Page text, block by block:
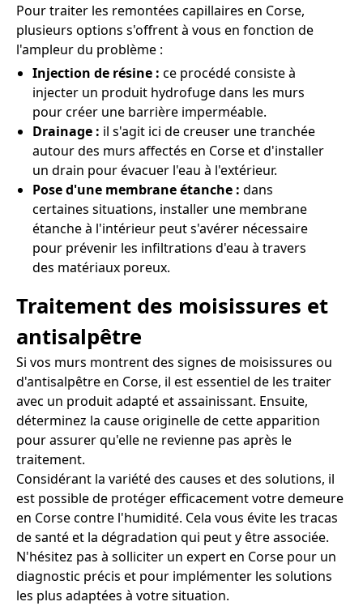
Pour traiter les remontées capillaires en Corse,
plusieurs options s'offrent à vous en fonction de
l'ampleur du problème :
Injection de résine : ce procédé consiste à
injecter un produit hydrofuge dans les murs
pour créer une barrière imperméable.
Drainage : il s'agit ici de creuser une tranchée
autour des murs affectés en Corse et d'installer
un drain pour évacuer l'eau à l'extérieur.
Pose d'une membrane étanche : dans
certaines situations, installer une membrane
étanche à l'intérieur peut s'avérer nécessaire
pour prévenir les infiltrations d'eau à travers
des matériaux poreux.
Traitement des moisissures et
antisalpêtre
Si vos murs montrent des signes de moisissures ou
d'antisalpêtre en Corse, il est essentiel de les traiter
avec un produit adapté et assainissant. Ensuite,
déterminez la cause originelle de cette apparition
pour assurer qu'elle ne revienne pas après le
traitement.
Considérant la variété des causes et des solutions, il
est possible de protéger efficacement votre demeure
en Corse contre l'humidité. Cela vous évite les tracas
de santé et la dégradation qui peut y être associée.
N'hésitez pas à solliciter un expert en Corse pour un
diagnostic précis et pour implémenter les solutions
les plus adaptées à votre situation.